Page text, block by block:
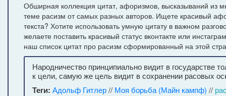
Обширная коллекция цитат, афоризмов, высказываний из
теме расизм от самых разных авторов. Ищете красивый
текста? Хотите использовать умную цитату в важном
желаете поставить красивый статус вконтакте или
наш список цитат про расизм сформированный на этой
Народничество принципиально видит в государстве
к цели, самую же цель видит в сохранении расовых
Теги: Адольф Гитлер// Моя борьба (Майн кампф) //